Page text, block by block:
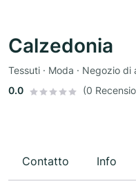
Calzedonia
Tessuti · Moda · Negozio
0.0
(0
Contatto Info